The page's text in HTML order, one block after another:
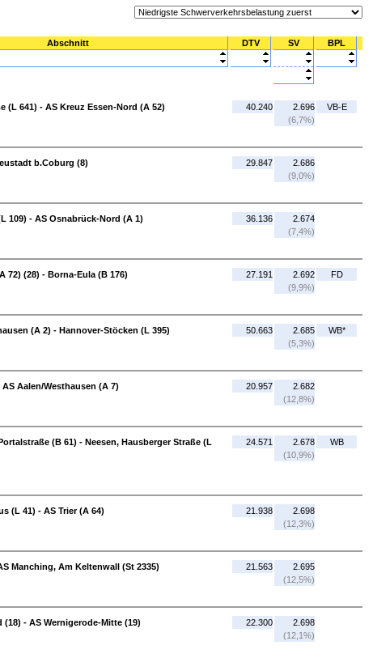
Abschnitt DTV SV BPL
(L 641) - AS Kreuz Essen-Nord (A 52)
40.240
2.696
(6,7%)
VB-E
b.Coburg (8)
29.847
2.686
(9,0%)
109) - AS Osnabrück-Nord (A 1)
36.136
2.674
(7,4%)
72) (28) - Borna-Eula (B 176)
27.191
2.692
(9,9%)
FD
(A 2) - Hannover-Stöcken (L 395)
50.663
2.685
(5,3%)
WB*
Aalen/Westhausen (A 7)
20.957
2.682
(12,8%)
(B 61) - Neesen, Hausberger Straße (L
24.571
2.678
(10,9%)
WB
(L 41) - AS Trier (A 64)
21.938
2.698
(12,3%)
Manching, Am Keltenwall (St 2335)
21.563
2.695
(12,5%)
(18) - AS Wernigerode-Mitte (19)
22.300
2.698
(12,1%)